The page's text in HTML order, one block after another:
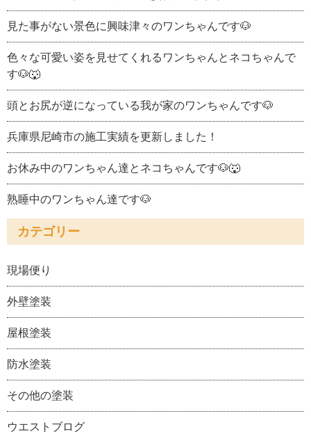
見た事がない景色に興味津々のワンちゃんです🐶
色々な可愛い姿を見せてくれるワンちゃんとネコちゃんで
す🐶🐺
頭とお尻が逆になっている我が家のワンちゃんです🐶
兵庫県尼崎市の施工実績を更新しました！
お休み中のワンちゃん達とネコちゃんです🐶🐺
熟睡中のワンちゃん達です🐶
カテゴリー
現場便り
外壁塗装
屋根塗装
防水塗装
その他の塗装
ウエストブログ